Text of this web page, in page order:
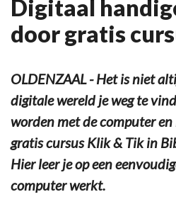
Digitaal
door gratis
OLDENZAAL - Het is niet
digitale wereld je weg te
worden met de computer
gratis cursus Klik & Tik in
Hier leer je op een
computer werkt.